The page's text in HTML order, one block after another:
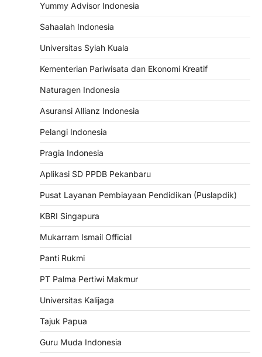
Yummy Advisor Indonesia
Sahaalah Indonesia
Universitas Syiah Kuala
Kementerian Pariwisata dan Ekonomi Kreatif
Naturagen Indonesia
Asuransi Allianz Indonesia
Pelangi Indonesia
Pragia Indonesia
Aplikasi SD PPDB Pekanbaru
Pusat Layanan Pembiayaan Pendidikan (Puslapdik)
KBRI Singapura
Mukarram Ismail Official
Panti Rukmi
PT Palma Pertiwi Makmur
Universitas Kalijaga
Tajuk Papua
Guru Muda Indonesia